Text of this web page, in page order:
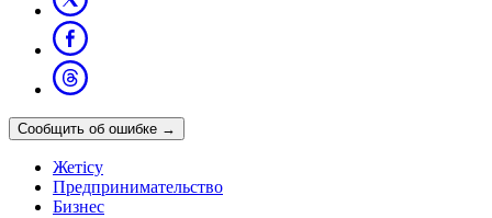
Сообщить об ошибке →
Жетісу
Предпринимательство
Бизнес